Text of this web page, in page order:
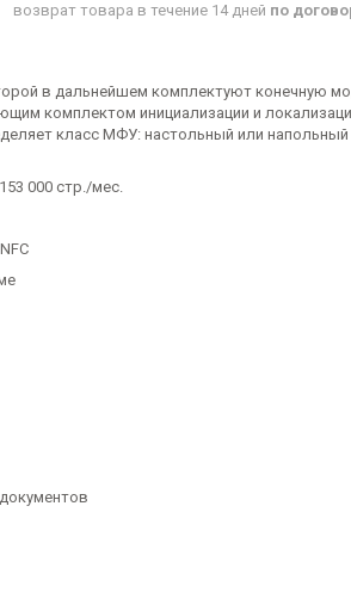
возврат товара в течение 14 дней по
в дальнейшем комплектуют конечную
комплектом инициализации и
класс МФУ: настольный или напольный
000 стр./мес.